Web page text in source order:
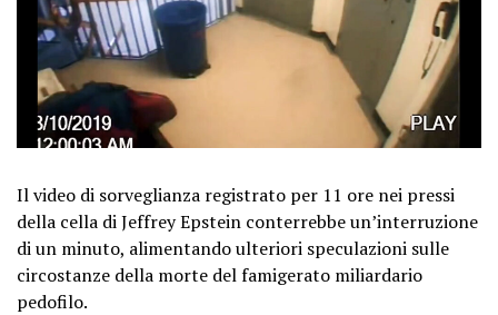
Il video di sorveglianza registrato per 11 ore nei pressi
della cella di Jeffrey Epstein conterrebbe un’interruzione
di un minuto, alimentando ulteriori speculazioni sulle
circostanze della morte del famigerato miliardario
pedofilo.